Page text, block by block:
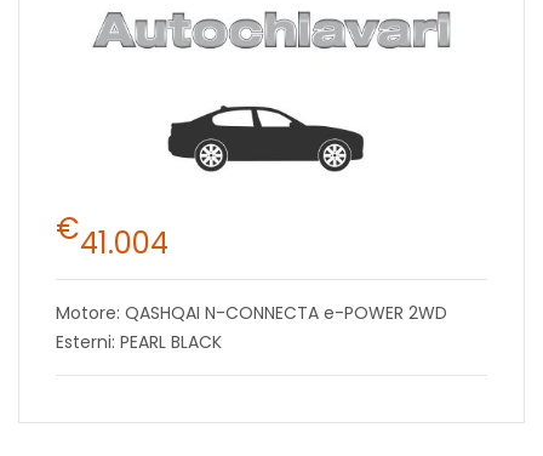
€41.004
Motore: QASHQAI N-CONNECTA e-POWER 2WD
Esterni: PEARL BLACK